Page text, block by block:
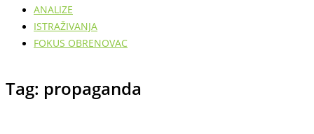
ANALIZE
ISTRAŽIVANJA
FOKUS OBRENOVAC
Tag: propaganda